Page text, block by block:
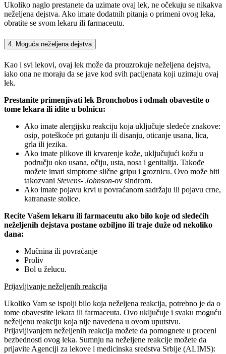
Ukoliko naglo prestanete da uzimate ovaj lek, ne očekuju se nikakva
neželjena dejstva. Ako imate dodatnih pitanja o primeni ovog leka,
obratite se svom lekaru ili farmaceutu.
4. Moguća neželjena dejstva
Kao i svi lekovi, ovaj lek može da prouzrokuje neželjena dejstva,
iako ona ne moraju da se jave kod svih pacijenata koji uzimaju ovaj
lek.
Prestanite primenjivati lek Bronchobos i odmah obavestite o
tome lekara ili idite u bolnicu:
Ako imate alergijsku reakciju koja uključuje sledeće znakove:
osip, poteškoće pri gutanju ili disanju, oticanje usana, lica,
grla ili jezika.
Ako imate plikove ili krvarenje kože, uključujući kožu u
području oko usana, očiju, usta, nosa i genitalija. Takođe
možete imati simptome slične gripu i groznicu. Ovo može biti
takozvani Stevens- Johnson-ov sindrom.
Ako imate pojavu krvi u povraćanom sadržaju ili pojavu crne,
katranaste stolice.
Recite Vašem lekaru ili farmaceutu ako bilo koje od sledećih
neželjenih dejstava postane ozbiljno ili traje duže od nekoliko
dana:
Mučnina ili povraćanje
Proliv
Bol u želucu.
Prijavljivanje neželjenih reakcija
Ukoliko Vam se ispolji bilo koja neželjena reakcija, potrebno je da o
tome obavestite lekara ili farmaceuta. Ovo uključuje i svaku moguću
neželjenu reakciju koja nije navedena u ovom uputstvu.
Prijavljivanjem neželjenih reakcija možete da pomognete u proceni
bezbednosti ovog leka. Sumnju na neželjene reakcije možete da
prijavite Agenciji za lekove i medicinska sredstva Srbije (ALIMS):